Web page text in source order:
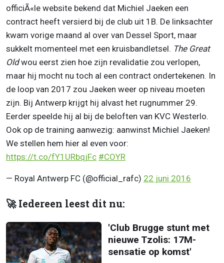
officiÃ«le website bekend dat Michiel Jaeken een
contract heeft versierd bij de club uit 1B. De linksachter
kwam vorige maand al over van Dessel Sport, maar
sukkelt momenteel met een kruisbandletsel. The Great
Oldwou eerst zien hoe zijn revalidatie zou verlopen,
maar hij mocht nu toch al een contract ondertekenen. In
de loop van 2017 zou Jaeken weer op niveau moeten
zijn. Bij Antwerp krijgt hij alvast het rugnummer 29.
Eerder speelde hij al bij de beloften van KVC Westerlo.
Ook op de training aanwezig: aanwinst Michiel Jaeken!
We stellen hem hier al even voor:
https://t.co/fY1URbqjFc #COYR
— Royal Antwerp FC (@official_rafc) 22 juni 2016
🚀 Iedereen leest dit nu:
'Club Brugge stunt met
nieuwe Tzolis: 17M-
sensatie op komst'